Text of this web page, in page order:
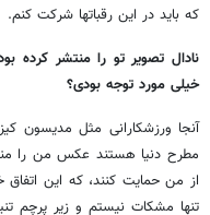
که باید در این رقباتها شرکت کنم.
نادال تصویر تو را منتشر کرده
خیلی مورد توجه بودی؟
آنجا ورزشکارانی مثل مدیسون
مطرح دنیا هستند عکس من را
از من حمایت کنند، که این
تنها مشکات نیستم و زیر پرچم